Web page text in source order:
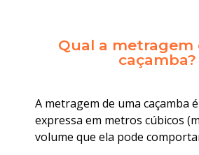
Qual a metragem
caçamba?
A metragem de uma caçamba
expressa em metros cúbicos
volume que ela pode